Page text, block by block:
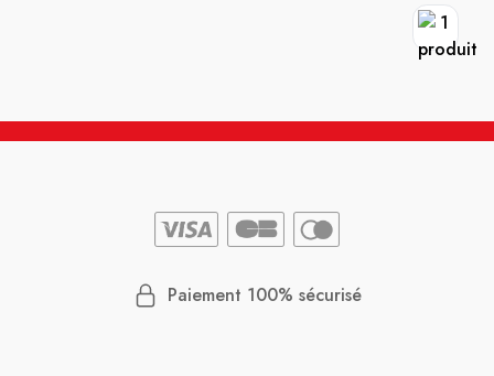
Paiement 100% sécurisé